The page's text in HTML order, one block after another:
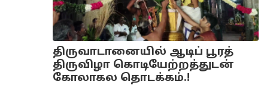
திருவாடானையில் ஆடிப் பூரத்
திருவிழா கொடியேற்றத்துடன்
கோலாகல தொடக்கம்.!